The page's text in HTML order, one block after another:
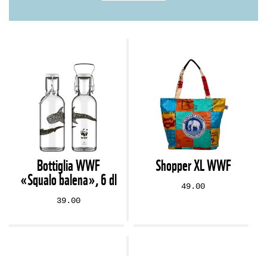
Bottiglia WWF
«Squalo balena», 6 dl
39.00
Shopper XL WWF
49.00